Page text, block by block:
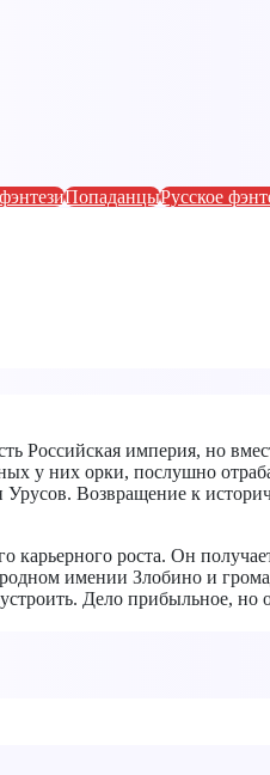
ПопаданцыРусское
Российская империя, но
у них орки, послушно
Возвращение к
карьерного роста. Он
имении Злобино и
Дело прибыльное,